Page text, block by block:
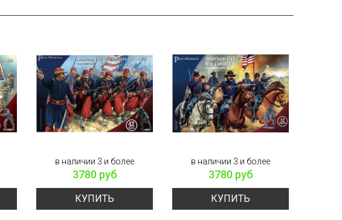
в наличии 3 и более
3780 руб
КУПИТЬ
в наличии 3 и более
3780 руб
КУПИТЬ